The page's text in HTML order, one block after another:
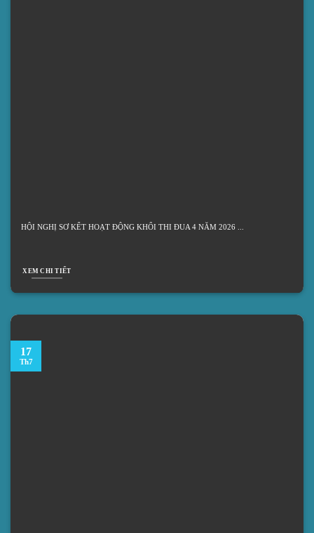
HỘI NGHỊ SƠ KẾT HOẠT ĐỘNG KHỐI THI ĐUA 4 NĂM 2026
XEM CHI TIẾT
17
Th7